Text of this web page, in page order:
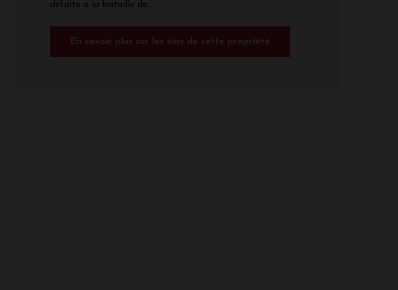
défaite à la bataille de...
En savoir plus sur les vins de cette propriété